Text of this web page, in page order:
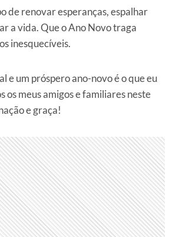
de renovar esperanças, espalhar
a vida. Que o Ano Novo traga
inesquecíveis.
e um próspero ano-novo é o que eu
os meus amigos e familiares neste
e graça!